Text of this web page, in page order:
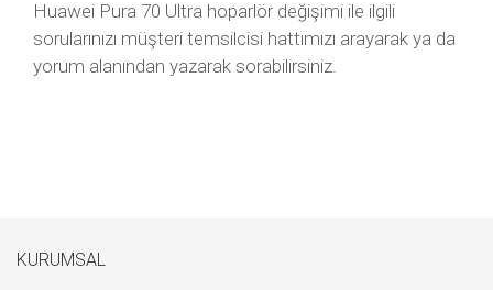
Huawei Pura 70 Ultra hoparlör değişimi ile ilgili
sorularınızı müşteri temsilcisi hattımızı arayarak ya da
yorum alanından yazarak sorabilirsiniz.
KURUMSAL